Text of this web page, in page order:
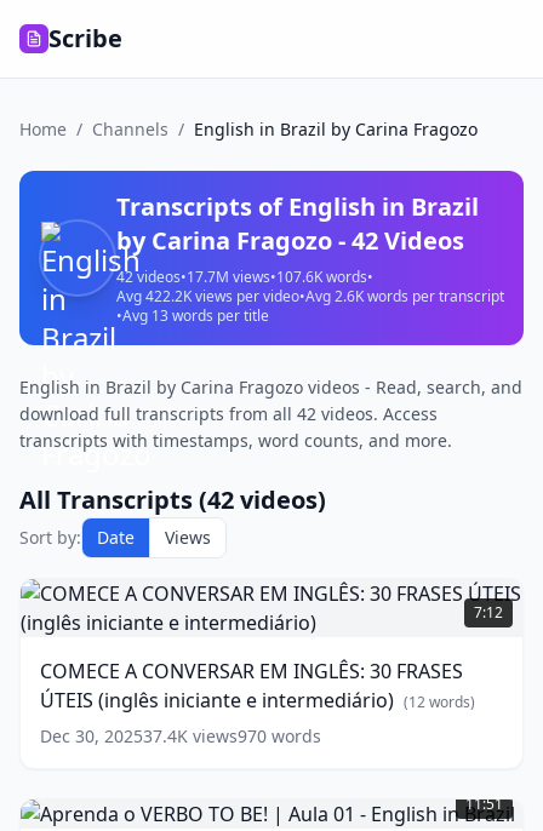
Scribe
Home / Channels / English in Brazil by Carina Fragozo
Transcripts ofEnglish in Brazil
by Carina Fragozo-42Videos
42videos•17.7M views•107.6Kwords•
Avg422.2Kviews per video•Avg2.6Kwords per transcript
•Avg 13 words per title
English in Brazil by Carina Fragozo videos - Read, search, and
download full transcripts from all 42 videos. Access
transcripts with timestamps, word counts, and more.
All Transcripts (42videos)
Sort by: Date
Views
COMECE
A
CONVERSAR
INGLÊS:
30
FRASES
ÚTEIS
iniciante
e
7:12
COMECE A CONVERSAR EM INGLÊS: 30 FRASES
ÚTEIS (inglês iniciante e intermediário) (12words)
Dec 30, 202537.4K views970 words
o
VERBO
11:51